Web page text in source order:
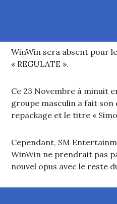
WinWin sera absent pour
« REGULATE ».
Ce 23 Novembre à minuit
groupe masculin a fait son
repackage et le titre «
Cependant, SM
WinWin ne prendrait pas
nouvel opus avec le reste